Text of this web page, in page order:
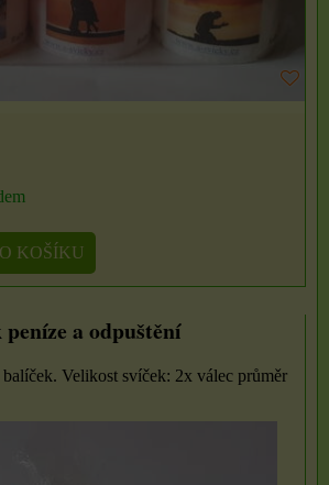
KOŠÍKU
a odpuštění
Velikost svíček: 2x válec průměr